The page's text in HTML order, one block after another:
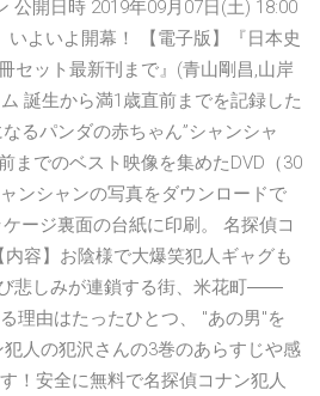
公開日時 2019年09月07日(土) 18:00
いよいよ開幕！ 【電子版】『日本史
セット最新刊まで』(青山剛昌,山岸
誕生から満1歳直前までを記録した
るパンダの赤ちゃん”シャンシャ
までのベスト映像を集めたDVD（30
ンシャンの写真をダウンロードで
ージ裏面の台紙に印刷。 名探偵コ
容】お陰様で大爆笑犯人ギャグも
悲しみが連鎖する街、米花町――
理由はたったひとつ、 "あの男"を
人の犯沢さんの3巻のあらすじや感
！安全に無料で名探偵コナン犯人